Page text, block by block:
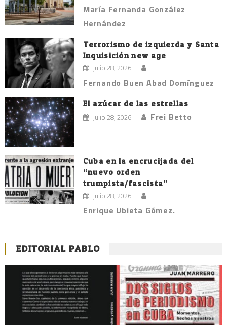
María Fernanda González
Hernández
Terrorismo de izquierda y Santa
Inquisición new age
julio 28, 2026
Fernando Buen Abad Domínguez
El azúcar de las estrellas
julio 28, 2026 Frei Betto
Cuba en la encrucijada del
“nuevo orden
trumpista/fascista”
julio 28, 2026
Enrique Ubieta Gómez.
EDITORIAL PABLO